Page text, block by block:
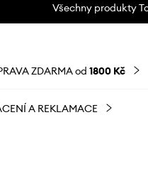
Všechny produkty
ZDARMA od 1800 Kč
A REKLAMACE